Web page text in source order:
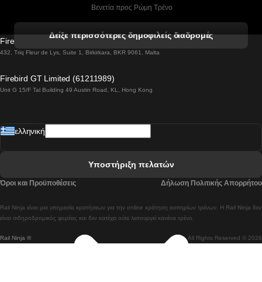
Βενετία προς Ρώμη Τρένο
Βιέννη προς Σάλτσμπουργκ Τρένα
Βουδαπέστη προς Πράγα Tρένο
Λισαβόνα προς Λάγος Tρένο
Λισαβόνα προς Μαδρίτη Τρένα
Δείξε περισσότερες δημοφιλείς διαδρομές
Firebird GT Limited (OC 1451)
432, Triq Fleur de Lys, Suite 1, Birkirkara, BKR 9061, Malta
Firebird GT Limited (61211989)
Unit G 15/F Tal Building 49 Austin Road, KL, Hong Kong
Rail Ninja ® All Rights Reserved © 2026
Rail Ninja είναι μια υπηρεσία κρατήσεων για την online κράτηση εισιτηρίων τρένων. Η Rail Ninja δεν
είναι σιδηροδρομικός φορέας και δεν κατέχει ούτε λειτουργεί κανένα τρένο.
ελληνική
Υποστήριξη πελατών
Όροι και Προϋποθέσεις Δήλωση Πολιτικής Απορρήτου